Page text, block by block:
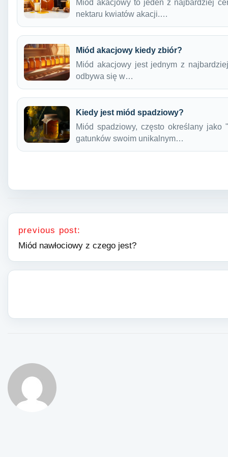
Miód akacjowy to jeden z najbardziej
nektaru kwiatów akacji.…
Miód akacjowy kiedy zbiór?
Miód akacjowy jest jednym z
odbywa się w…
Kiedy jest miód spadziowy?
Miód spadziowy, często określany
gatunków swoim unikalnym…
Nawigacja wpisu
previous post:
Miód nawłociowy z czego jest?